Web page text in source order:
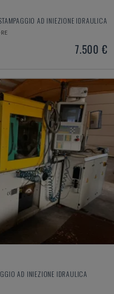
AD INIEZIONE IDRAULICA
7.500 €
AD INIEZIONE IDRAULICA